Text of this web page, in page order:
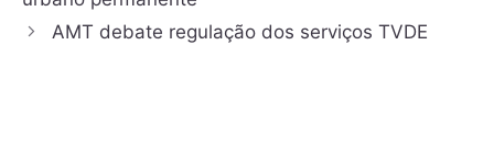
AMT debate regulação dos serviços TVDE